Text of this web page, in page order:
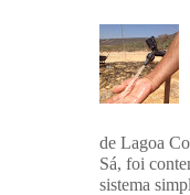
de Lagoa
Sá, foi
sistema